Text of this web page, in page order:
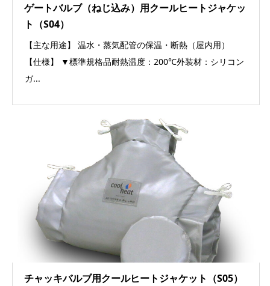
ゲートバルブ（ねじ込み）用クールヒートジャケッ
ト（S04）
【主な用途】 温水・蒸気配管の保温・断熱（屋内用）
【仕様】 ▼標準規格品耐熱温度：200℃外装材：シリコン
ガ...
チャッキバルブ用クールヒートジャケット（S05）